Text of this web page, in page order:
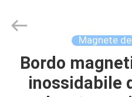
CASA
Machinery
Reserved.
Magnete
Bordo
inossidabile